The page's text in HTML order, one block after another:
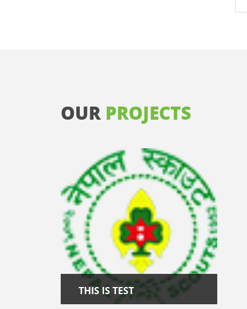
OUR PROJECTS
THIS IS TEST